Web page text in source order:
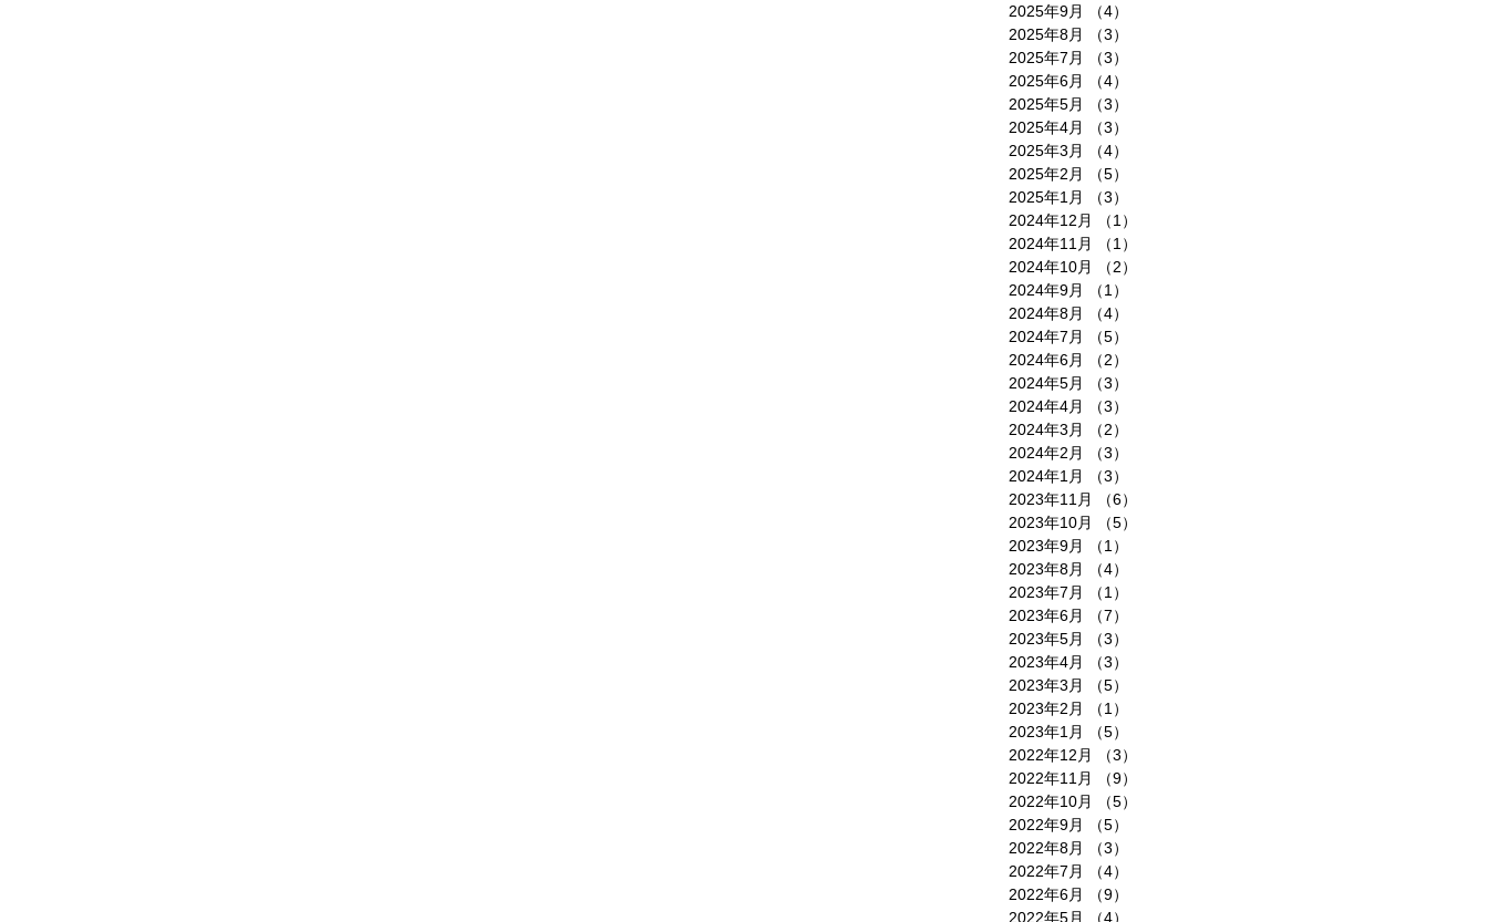
2025年9月
（4）
2025年8月
（3）
2025年7月
（3）
2025年6月
（4）
2025年5月
（3）
2025年4月
（3）
2025年3月
（4）
2025年2月
（5）
2025年1月
（3）
2024年12月
（1）
2024年11月
（1）
2024年10月
（2）
2024年9月
（1）
2024年8月
（4）
2024年7月
（5）
2024年6月
（2）
2024年5月
（3）
2024年4月
（3）
2024年3月
（2）
2024年2月
（3）
2024年1月
（3）
2023年11月
（6）
2023年10月
（5）
2023年9月
（1）
2023年8月
（4）
2023年7月
（1）
2023年6月
（7）
2023年5月
（3）
2023年4月
（3）
2023年3月
（5）
2023年2月
（1）
2023年1月
（5）
2022年12月
（3）
2022年11月
（9）
2022年10月
（5）
2022年9月
（5）
2022年8月
（3）
2022年7月
（4）
2022年6月
（9）
2022年5月
（4）